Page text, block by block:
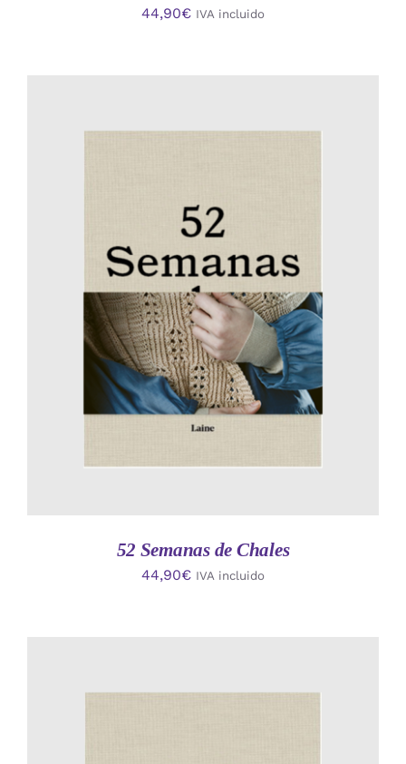
44,90€ IVA incluido
AÑADIR AL CARRITO
/
DETALLES
52 Semanas de Chales
44,90€ IVA incluido